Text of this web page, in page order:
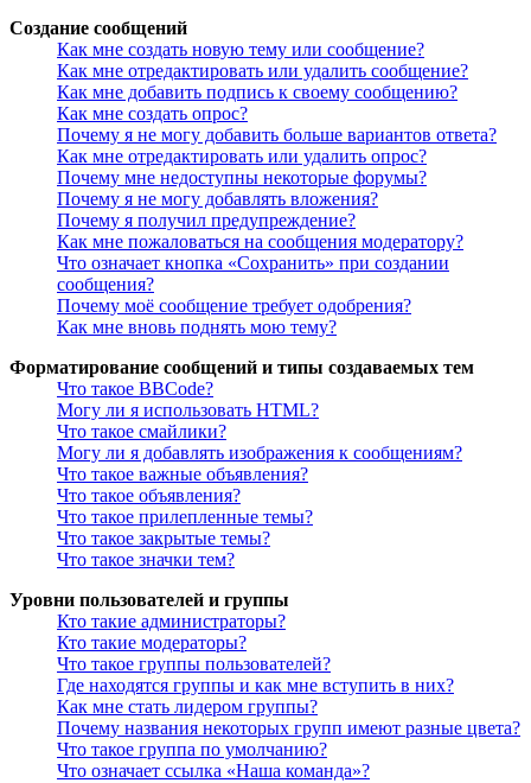
Создание сообщений
Как мне создать новую тему или сообщение?
Как мне отредактировать или удалить сообщение?
Как мне добавить подпись к своему сообщению?
Как мне создать опрос?
Почему я не могу добавить больше вариантов ответа?
Как мне отредактировать или удалить опрос?
Почему мне недоступны некоторые форумы?
Почему я не могу добавлять вложения?
Почему я получил предупреждение?
Как мне пожаловаться на сообщения модератору?
Что означает кнопка «Сохранить» при создании
сообщения?
Почему моё сообщение требует одобрения?
Как мне вновь поднять мою тему?
Форматирование сообщений и типы создаваемых тем
Что такое BBCode?
Могу ли я использовать HTML?
Что такое смайлики?
Могу ли я добавлять изображения к сообщениям?
Что такое важные объявления?
Что такое объявления?
Что такое прилепленные темы?
Что такое закрытые темы?
Что такое значки тем?
Уровни пользователей и группы
Кто такие администраторы?
Кто такие модераторы?
Что такое группы пользователей?
Где находятся группы и как мне вступить в них?
Как мне стать лидером группы?
Почему названия некоторых групп имеют разные цвета?
Что такое группа по умолчанию?
Что означает ссылка «Наша команда»?